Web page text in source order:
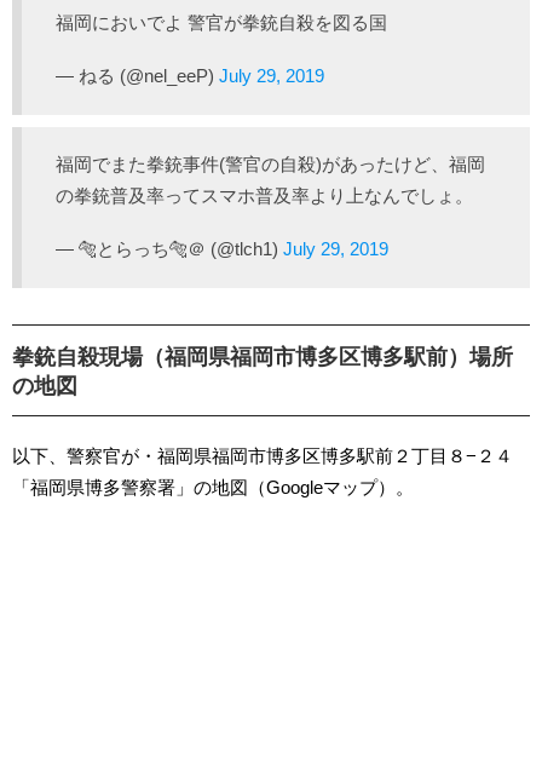
福岡においでよ 警官が拳銃自殺を図る国
— ねる (@nel_eeP) July 29, 2019
福岡でまた拳銃事件(警官の自殺)があったけど、福岡
の拳銃普及率ってスマホ普及率より上なんでしょ。
— 🐅とらっち🐅＠ (@tlch1) July 29, 2019
拳銃自殺現場（福岡県福岡市博多区博多駅前）場所
の地図
以下、警察官が・福岡県福岡市博多区博多駅前２丁目８−２４
「福岡県博多警察署」の地図（Googleマップ）。